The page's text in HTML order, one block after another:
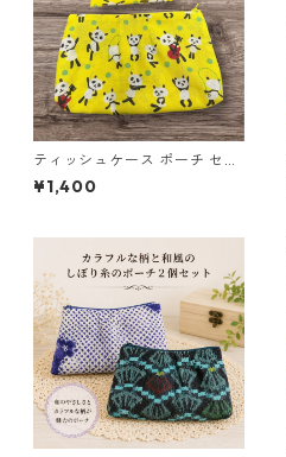
ティッシュケース ポーチ セッ
ト パンダ柄 o28 小物入れ ハ
ンドメイド 化粧ポーチ
¥1,400